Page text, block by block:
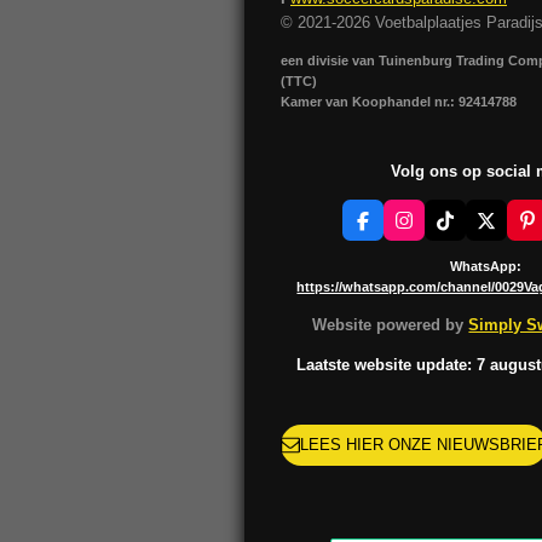
© 2021-2026 Voetbalplaatjes Paradijs
een divisie van Tuinenburg Trading
(TTC)
Kamer van Koophandel nr.: 92414788
Volg ons op social
F
a
e
b
o
o
I
n
t
a
g
r
m
T
k
T
o
k
X
P
i
t
e
r
e
t
WhatsApp:
https://whatsapp.com/channel/
Website powered bySimply
Laatste website update: 7
LEES HIER ONZE